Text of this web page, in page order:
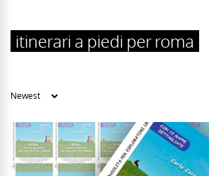
itinerari a piedi per roma